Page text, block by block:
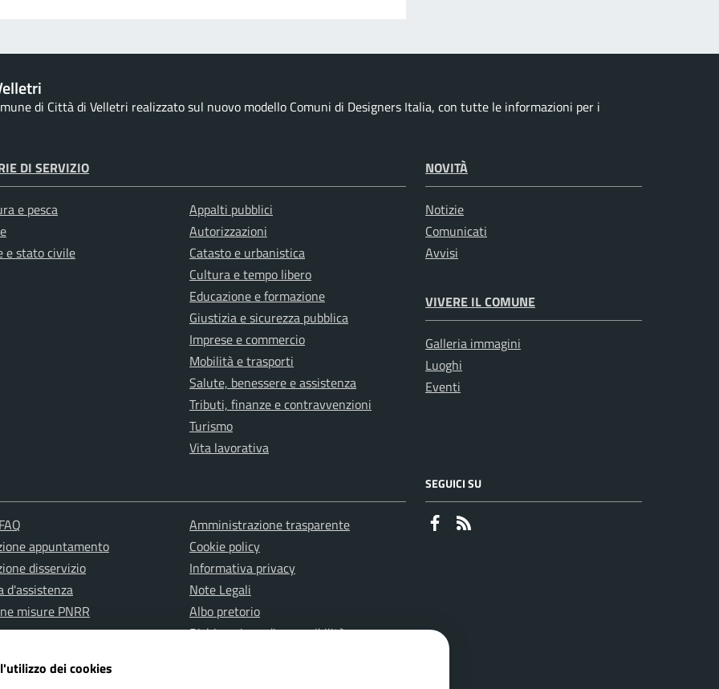
di Città di Velletri realizzato sul nuovo modello Comuni di Designers Italia, con tutte le informazioni per i
DI SERVIZIO
e pesca
e stato civile
Appalti pubblici
Autorizzazioni
Catasto e urbanistica
Cultura e tempo libero
Educazione e formazione
Giustizia e sicurezza pubblica
Imprese e commercio
Mobilità e trasporti
Salute, benessere e assistenza
Tributi, finanze e contravvenzioni
Turismo
Vita lavorativa
NOVITÀ
Notizie
Comunicati
Avvisi
VIVERE IL COMUNE
Galleria immagini
Luoghi
Eventi
appuntamento
disservizio
d'assistenza
misure PNRR
Amministrazione trasparente
Cookie policy
Informativa privacy
Note Legali
Albo pretorio
Dichiarazione di accessibilità
SEGUICI SU
Faceboook
dei cookies